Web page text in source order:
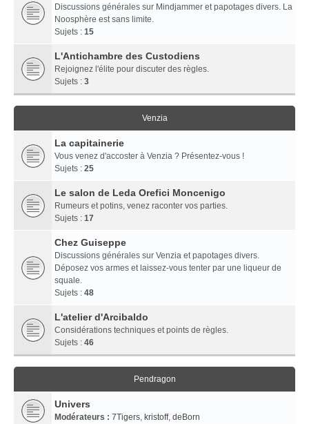
Discussions générales sur Mindjammer et papotages divers. La
Noosphère est sans limite.
Sujets : 15
L'Antichambre des Custodiens
Rejoignez l'élite pour discuter des règles.
Sujets : 3
Venzia
La capitainerie
Vous venez d'accoster à Venzia ? Présentez-vous !
Sujets : 25
Le salon de Leda Orefici Moncenigo
Rumeurs et potins, venez raconter vos parties.
Sujets : 17
Chez Guiseppe
Discussions générales sur Venzia et papotages divers.
Déposez vos armes et laissez-vous tenter par une liqueur de
squale.
Sujets : 48
L'atelier d'Arcibaldo
Considérations techniques et points de règles.
Sujets : 46
Pendragon
Univers
Modérateurs : 7Tigers, kristoff, deBorn